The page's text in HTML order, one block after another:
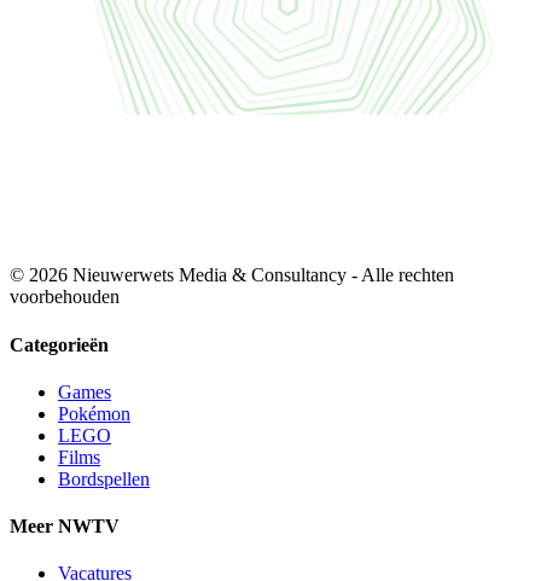
© 2026 Nieuwerwets Media & Consultancy - Alle rechten
voorbehouden
Categorieën
Games
Pokémon
LEGO
Films
Bordspellen
Meer NWTV
Vacatures